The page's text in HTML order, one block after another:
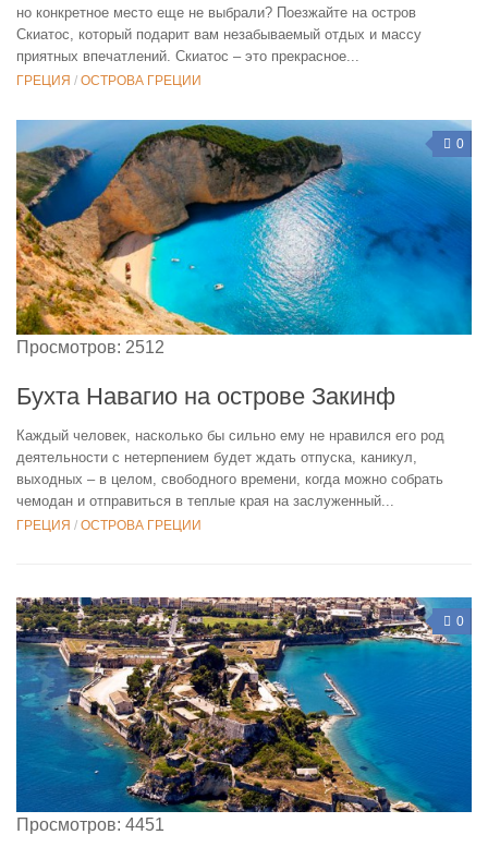
но конкретное место еще не выбрали? Поезжайте на остров
Скиатос, который подарит вам незабываемый отдых и массу
приятных впечатлений. Скиатос – это прекрасное...
ГРЕЦИЯ / ОСТРОВА ГРЕЦИИ
0
Просмотров: 2512
Бухта Навагио на острове Закинф
Каждый человек, насколько бы сильно ему не нравился его род
деятельности с нетерпением будет ждать отпуска, каникул,
выходных – в целом, свободного времени, когда можно собрать
чемодан и отправиться в теплые края на заслуженный...
ГРЕЦИЯ / ОСТРОВА ГРЕЦИИ
0
Просмотров: 4451